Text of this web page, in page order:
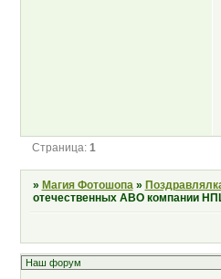
Страница: 1
» Магия Фотошопа »
отечественных АВО компании